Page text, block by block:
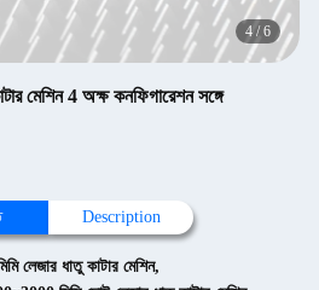
4 /6
মেশিন 4 অক্ষ কনফিগারেশন সঙ্গে
Description
লেজার ধাতু কাটার মেশিন,